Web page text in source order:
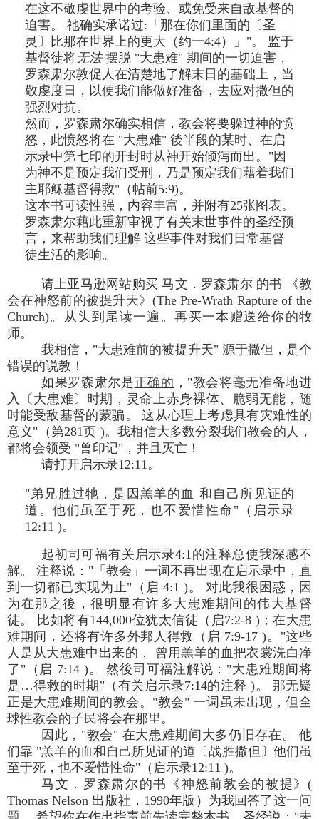
在这不敬虔世界中的考验、或免受来自敌基督的
迫害。 祂确实承诺过:「那在你们里面的〔圣
灵〕比那在世界上的更大（约一4:4）」"。 监于
基督徒将无法摆脱 "大患难" 期间的一切迫害，
罗森肃尔敦促人在清楚地了解末日的基础上，当
敬虔度日，以便我们能做好准备，去应对撒但的
强烈对抗。
然而，罗森肃尔确实相信，教会将要躲过神的愤
怒，此愤怒将在 "大患难" 後半段的某时、在启
示录中第七印的开封时从神开始倾泻而出。"因
为神不是预定我们受刑，乃是预定我们藉着我们
主耶稣基督得救"（帖前5:9)。
这本书可读性强，内容丰富，并附有25张图表。
罗森肃尔藉此重新审视了有关末世事件的圣经预
言，来帮助我们理解 这些事件对我们日常基督
徒生活的影响。
请上亚马逊网站购买 马文．罗森肃尔 的书 《教
会在神怒前的被提升天》(The Pre-Wrath Rapture of the
Church)。
从头到尾读一遍 。再买一本赠送给你的牧
师。
我相信，"大患难前的被提升天" 源于撒但，是个
错误的说教！
如果罗森肃尔是正确的 ，"教会将毫无准备地进
入〔大患难〕时期，灵命上赤身裸体、脆弱无能，随
时能受敌基督的蒙骗。 这从心理上考虑具有灾难性的
意义"（第281页 )。我相信大多数分裂我们教会的人，
都将会领受 "兽印记"，并且灭亡！
请打开启示录12:11。
"弟兄胜过牠，是因羔羊的血 和自己所见证的
道。他们虽至于死，也不爱惜性命"（启示录
12:11 )。
起初司可福有关启示录4:1的注释总使我深感不
解。 注释说："「教会」一词不再出现在启示录中，直
到一切都已实现为止"（启 4:1 )。 对此我很困惑，因
为在那之後，很明显有许多大患难期间的伟大基督
徒。 比如将有144,000位犹太信徒（启7:2-8 )；在大患
难期间，还将有许多外邦人得救（启 7:9-17 )。"这些
人是从大患难中出来的， 曾用羔羊的血把衣裳洗白净
了"（启 7:14 )。 然後司可福注解说："大患难期间将
是…得救的时期"（有关启示录7:14的注释 )。 那无疑
正是大患难期间的教会。"教会" 一词虽未出现，但全
球性教会的子民将会在那里。
因此，"教会" 在大患难期间大多仍旧存在。 他
们靠 "羔羊的血和自己所见证的道〔战胜撒但〕他们虽
至于死，也不爱惜性命"（启示录12:11 )。
马文．罗森肃尔的书《神怒前教会的被提》(
Thomas Nelson 出版社，1990年版）为我回答了这一问